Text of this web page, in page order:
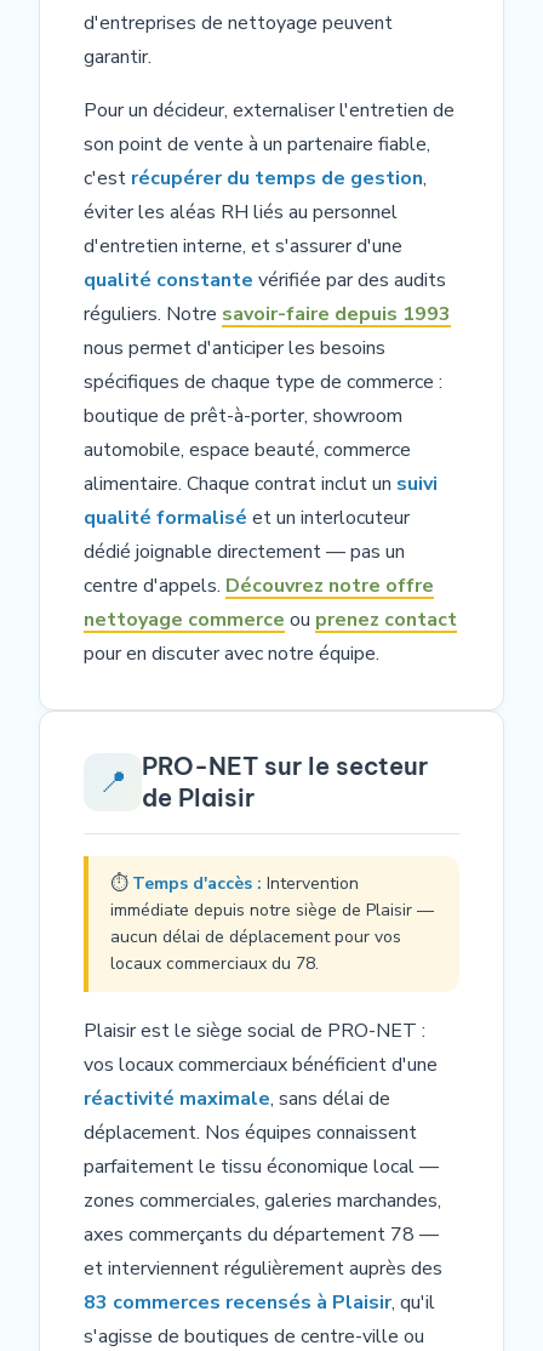
d'entreprises de nettoyage peuvent
garantir.
Pour un décideur, externaliser l'entretien de
son point de vente à un partenaire fiable,
c'est récupérer du temps de gestion,
éviter les aléas RH liés au personnel
d'entretien interne, et s'assurer d'une
qualité constante vérifiée par des audits
réguliers. Notre savoir-faire depuis 1993
nous permet d'anticiper les besoins
spécifiques de chaque type de commerce :
boutique de prêt-à-porter, showroom
automobile, espace beauté, commerce
alimentaire. Chaque contrat inclut un suivi
qualité formalisé et un interlocuteur
dédié joignable directement — pas un
centre d'appels. Découvrez notre offre
nettoyage commerce ou prenez contact
pour en discuter avec notre équipe.
📍
PRO-NET sur le secteur
de Plaisir
⏱ Temps d'accès : Intervention
immédiate depuis notre siège de Plaisir —
aucun délai de déplacement pour vos
locaux commerciaux du 78.
Plaisir est le siège social de PRO-NET :
vos locaux commerciaux bénéficient d'une
réactivité maximale, sans délai de
déplacement. Nos équipes connaissent
parfaitement le tissu économique local —
zones commerciales, galeries marchandes,
axes commerçants du département 78 —
et interviennent régulièrement auprès des
83 commerces recensés à Plaisir, qu'il
s'agisse de boutiques de centre-ville ou